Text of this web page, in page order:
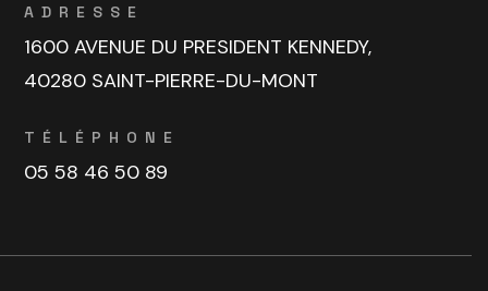
ADRESSE
1600 AVENUE DU PRESIDENT KENNEDY,
40280 SAINT-PIERRE-DU-MONT
TÉLÉPHONE
05 58 46 50 89